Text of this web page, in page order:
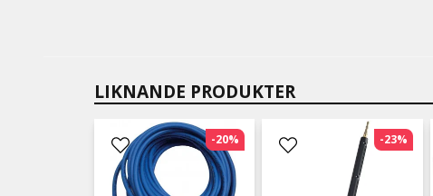
LIKNANDE PRODUKTER
-20% -23%